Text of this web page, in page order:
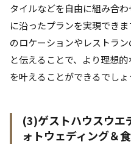
タイルなどを自由に組み合
に沿ったプランを実現でき
のロケーションやレストラ
と伝えることで、より理想
を叶えることができるでしょ
(3)ゲストハウスウエ
ォトウェディング＆